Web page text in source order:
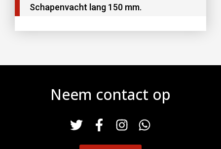
Schapenvacht lang 150 mm.
Neem contact op
T F
a
I W